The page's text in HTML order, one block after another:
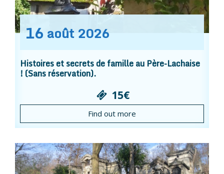
16 août 2026
Histoires et secrets de famille au Père-Lachaise
! (Sans réservation).
15€
Find out more